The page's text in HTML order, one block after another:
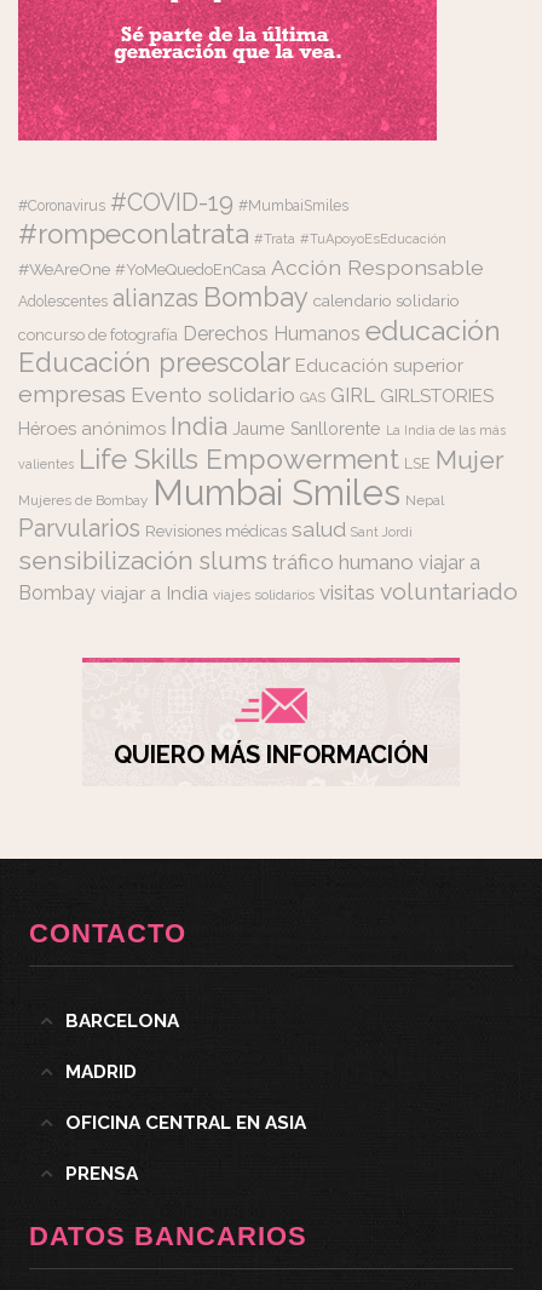
#Coronavirus #COVID-19 #MumbaiSmiles
#rompeconlatrata #Trata #TuApoyoEsEducación
#WeAreOne #YoMeQuedoEnCasa Acción Responsable
Adolescentes alianzas Bombay calendario solidario
concurso de fotografía Derechos Humanos educación
Educación preescolar Educación superior
empresas Evento solidario GAS GIRL GIRLSTORIES
Héroes anónimos India Jaume Sanllorente La India de las más
valientes Life Skills Empowerment LSE Mujer
Mujeres de Bombay Mumbai Smiles Nepal
Parvularios Revisiones médicas salud Sant Jordi
sensibilización slums tráfico humano viajar a
Bombay viajar a India viajes solidarios visitas voluntariado
QUIERO MÁS INFORMACIÓN
CONTACTO
BARCELONA
MADRID
OFICINA CENTRAL EN ASIA
PRENSA
DATOS BANCARIOS